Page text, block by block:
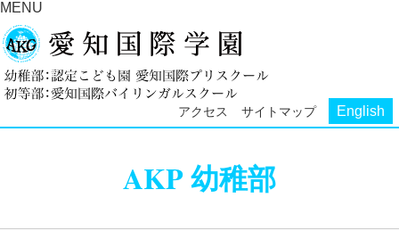
MENU
アクセス サイトマップ English
AKP 幼稚部